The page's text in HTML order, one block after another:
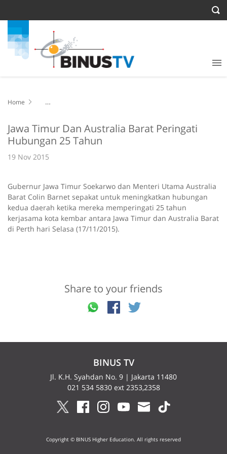
Home
Jawa Timur Dan Australia Barat Peringati
Hubungan 25 Tahun
19 Nov 2015
Gubernur Jawa Timur Soekarwo dan Menteri Utama Australia
Barat Colin Barnet sepakat untuk meningkatkan hubungan
kedua daerah ketika mereka memperingati 25 tahun
kerjasama kota kembar antara Jawa Timur dan Australia Barat
di Perth hari Selasa (17/11/2015).
Share to your friends
BINUS TV
Jl. K.H. Syahdan No. 9 | Jakarta 11480
021 534 5830 ext 2353,2358
Copyright © BINUS Higher Education. All rights reserved